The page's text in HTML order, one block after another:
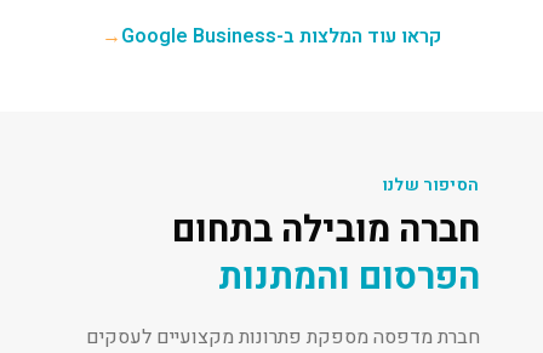
קראו עוד המלצות ב-Google Business →
הסיפור שלנו
חברה מובילה בתחום
הפרסום והמתנות
חברת מדפסה מספקת פתרונות מקצועיים לעסקים